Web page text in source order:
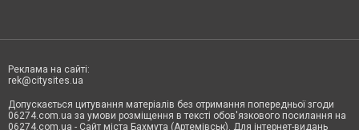
Реклама на сайті:
rek@citysites.ua
Допускається цитування матеріалів без отримання попередньої згоди
06274.com.ua за умови розміщення в тексті обов'язкового посилання на
06274.com.ua - Сайт міста Бахмута (Артемівськ). Для інтернет-видань